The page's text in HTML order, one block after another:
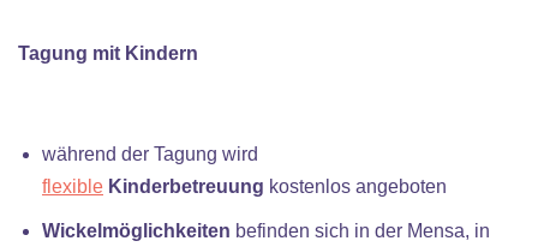
Tagung mit Kindern
während der Tagung wird
flexible Kinderbetreuung kostenlos angeboten
Wickelmöglichkeiten befinden sich in der Mensa, in